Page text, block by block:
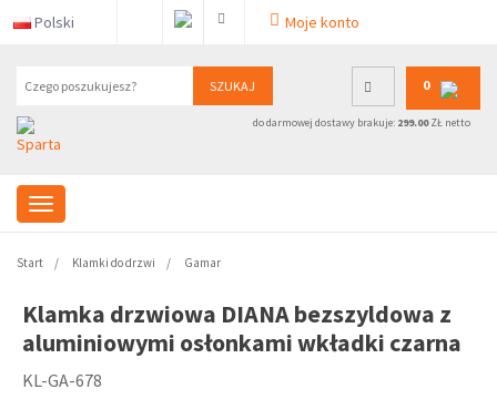
Polski Moje konto
SZUKAJ 0
do darmowej dostawy brakuje: 299.00ZŁ netto
Start Klamki do drzwi Gamar
Klamka drzwiowa DIANA bezszyldowa z
aluminiowymi osłonkami wkładki czarna
KL-GA-678